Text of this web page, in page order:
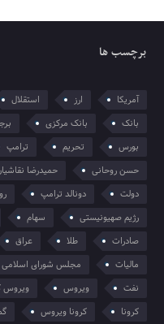
برچسب ها
آمریکا ارز استقلال
بانک
بانک مرکزی
بورس
تحریم ترامپ
حسن روحانی
حمیدرضا
دولت
دونالد ترامپ
رژیم صهیونیستی
سهام
صادرات
طلا عراق
مالیات
مجلس شورای اسلامی
نفت
ویروس ویروس
کرونا
کرونا ویروس